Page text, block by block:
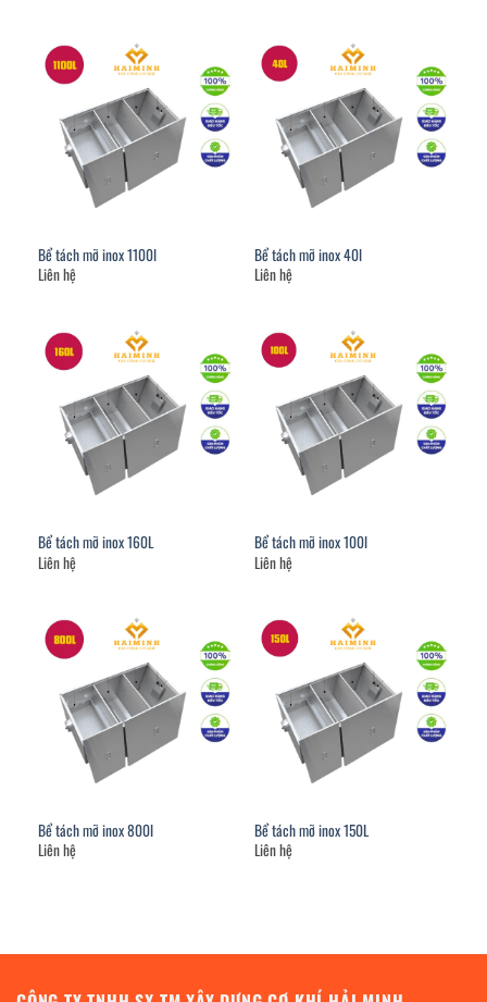
Bể tách mỡ inox 1100l
Liên hệ
Bể tách mỡ inox 40l
Liên hệ
Bể tách mỡ inox 160L
Liên hệ
Bể tách mỡ inox 100l
Liên hệ
Bể tách mỡ inox 800l
Liên hệ
Bể tách mỡ inox 150L
Liên hệ